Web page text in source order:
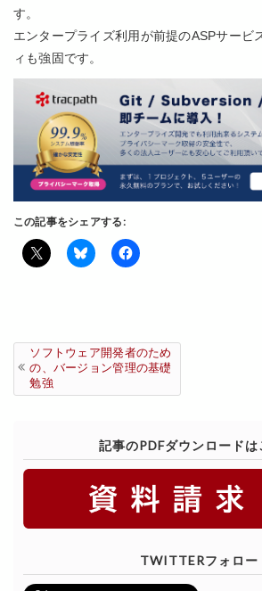
す。
エンタープライズ利用が前提のASPサービ
ィも強固です。
この記事をシェアする:
ソフトウェア開発者のため
の、バージョン管理の基礎
勉強
記事のPDFダウンロードは
TWITTERフォロー